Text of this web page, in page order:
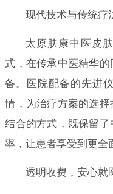
现代技术与传统疗
太原肤康中医皮
式，在传承中医精华
备。医院配备的先进
情，为治疗方案的选
结合的方式，既保留
率，让患者享受到更全
透明收费，安心就